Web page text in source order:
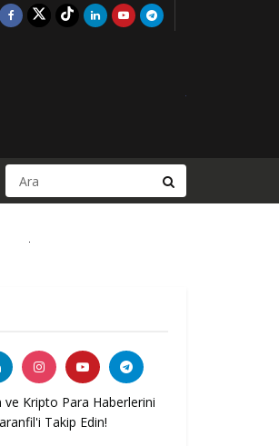
Kripto Para Haberlerini
Takip Edin!